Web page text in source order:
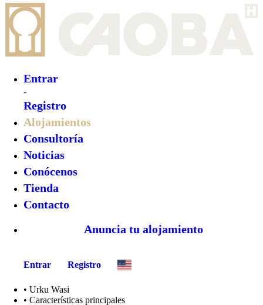
Entrar
-
Registro
Alojamientos
Consultoría
Noticias
Conócenos
Tienda
Contacto
Anuncia tu alojamiento
Entrar Registro
• Urku Wasi
• Características principales